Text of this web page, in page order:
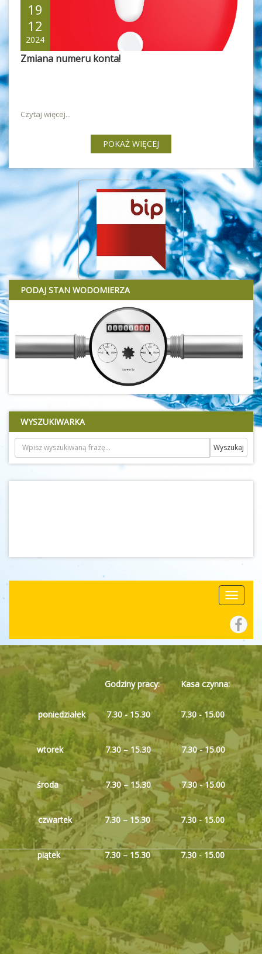
19
12
2024
Zmiana numeru konta!
Czytaj więcej...
POKAŻ WIĘCEJ
PODAJ STAN WODOMIERZA
WYSZUKIWARKA
Godziny pracy: Kasa czynna:
poniedziałek 7.30 - 15.30 7.30 - 15.00
wtorek7.30 – 15.30 7.30 - 15.00
środa 7.30 – 15.30 7.30 - 15.00
czwartek 7.30 – 15.30 7.30 - 15.00
piątek 7.30 – 15.30 7.30 - 15.00